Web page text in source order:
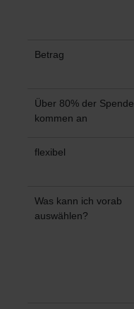
Betrag
Über 80% der Spende
kommen an
flexibel
Was kann ich vorab
auswählen?